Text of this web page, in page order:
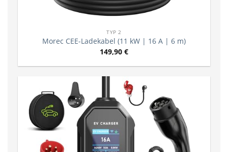
TYP 2
Morec CEE-Ladekabel (11 kW | 16 A | 6 m)
149,90 €